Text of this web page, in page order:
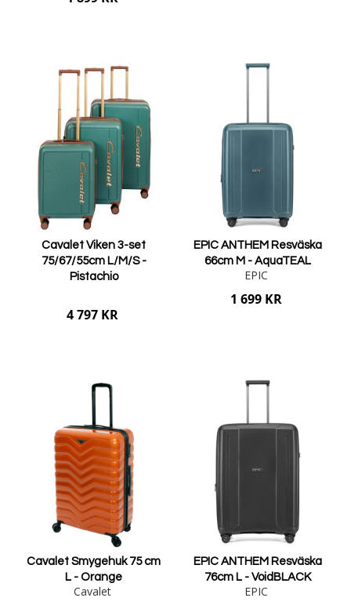
Cavalet Viken 3-set
75/67/55cm L/M/S -
Pistachio
4 797 KR
EPIC ANTHEM Resväska
66cm M - AquaTEAL
EPIC
1 699 KR
Cavalet Smygehuk 75 cm
L - Orange
Cavalet
EPIC ANTHEM Resväska
76cm L - VoidBLACK
EPIC